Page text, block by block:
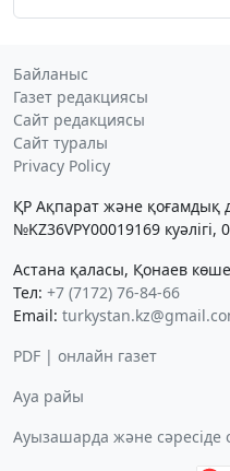
Байланыс
Газет редакциясы
Сайт редакциясы
Сайт туралы
Privacy Policy
ҚР Ақпарат және қоғамдық
№KZ36VPY00019169 куәлігі,
Астана қаласы, Қонаев
Тел: +7 (7172) 76-84-66
Email:
PDF | онлайн газет
Ауа райы
Ауызашарда және сәресіде